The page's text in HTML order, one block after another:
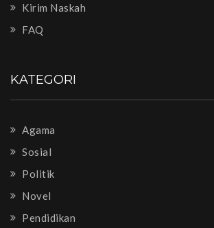
Kirim Naskah
FAQ
KATEGORI
Agama
Sosial
Politik
Novel
Pendidikan